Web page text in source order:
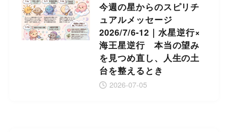
今週の星からのスピリチ
ュアルメッセージ
2026/7/6-12｜水星逆行×
海王星逆行 本当の望み
を見つめ直し、人生の土
台を整えるとき
2026-07-05